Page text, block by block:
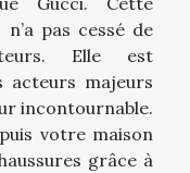
pas cessé de
Elle est
acteurs majeurs
incontournable.
votre maison
grâce à